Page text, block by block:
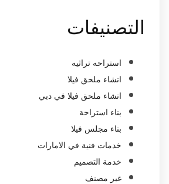
التصنيفات
استراحه تراثيه
انشاء ملحق فيلا
انشاء ملحق فيلا في دبي
بناء استراحة
بناء مجلس فيلا
خدمات فنية في الامارات
خدمة التصميم
غير مصنف